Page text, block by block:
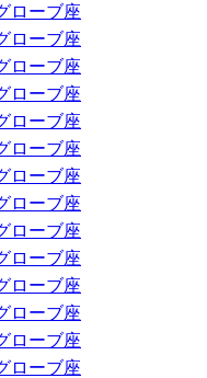
ローブ座
ローブ座
ローブ座
ローブ座
ローブ座
ローブ座
ローブ座
ローブ座
ローブ座
ローブ座
ローブ座
ローブ座
ローブ座
ローブ座